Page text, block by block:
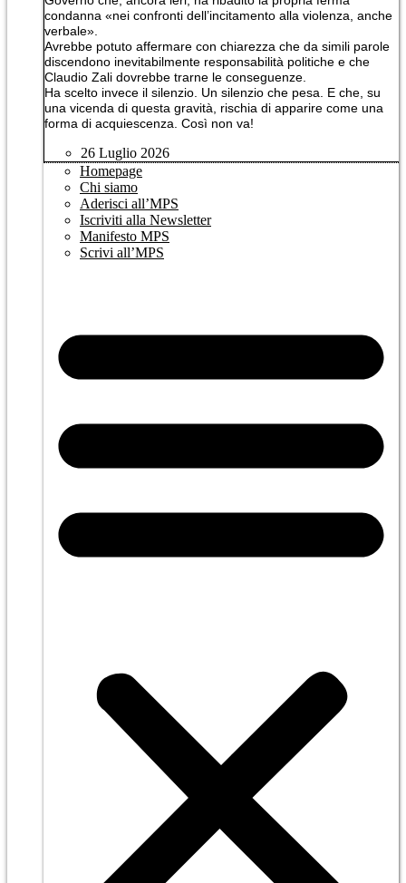
condanna «nei confronti dell’incitamento alla violenza, anche
verbale».
Avrebbe potuto affermare con chiarezza che da simili parole
discendono inevitabilmente responsabilità politiche e che
Claudio Zali dovrebbe trarne le conseguenze.
Ha scelto invece il silenzio. Un silenzio che pesa. E che, su
una vicenda di questa gravità, rischia di apparire come una
forma di acquiescenza. Così non va!
26 Luglio 2026
Homepage
Chi siamo
Aderisci all’MPS
Iscriviti alla Newsletter
Manifesto MPS
Scrivi all’MPS